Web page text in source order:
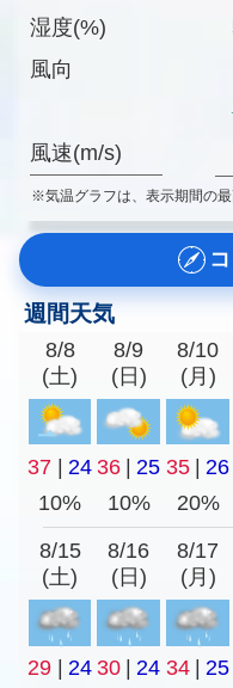
湿度(%)
風向
風速(m/s)
※気温グラフは、表示期間の最
週間天気
8/8
(土)
8/9
(日)
8/10
(月)
37 24 36 25 35 26
10%
10% 20%
8/15
(土)
8/16
(日)
8/17
(月)
29 24 30 24 34 25